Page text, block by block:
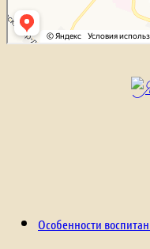
Особенности